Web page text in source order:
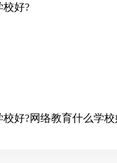
校好?
好?网络教育什么学